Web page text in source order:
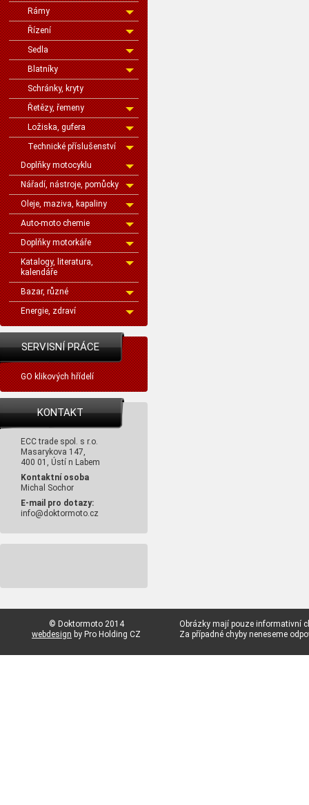
Rámy
Řízení
Sedla
Blatníky
Schránky, kryty
Řetězy, řemeny
Ložiska, gufera
Technické příslušenství
Doplňky motocyklu
Nářadí, nástroje, pomůcky
Oleje, maziva, kapaliny
Auto-moto chemie
Doplňky motorkáře
Katalogy, literatura,
kalendáře
Bazar, různé
Energie, zdraví
SERVISNÍ PRÁCE
GO klikových hřídelí
KONTAKT
ECC trade spol. s r.o.
Masarykova 147,
400 01, Ústí n Labem
Kontaktní osoba
Michal Sochor
E-mail pro dotazy:
info@doktormoto.cz
© Doktormoto 2014
webdesign by Pro Holding CZ
Obrázky mají pouze informativní
Za případné chyby neneseme